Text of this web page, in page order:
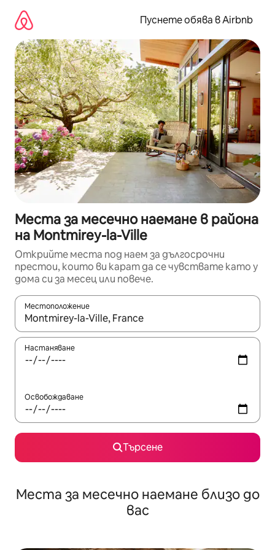
съдържанието
Пуснете обява в Airbnb
Места за месечно наемане в района
на Montmirey-la-Ville
Открийте места под наем за дългосрочни
престои, които ви карат да се чувствате като у
дома си за месец или повече.
Местоположение
Когато резултатите се покажат, използвайте
Настаняване
Освобождаване
Търсене
Места за месечно наемане близо до
вас